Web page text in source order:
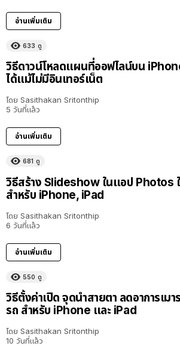
อ่านเพิ่มเติม
633 ดู
วิธีดาวน์โหลดแผนที่ออฟไลน์บน
ได้แม้ไม่มีอินเทอร์เน็ต
โดย Sasithakan Sritonthip
5 วันที่แล้ว
อ่านเพิ่มเติม
681 ดู
วิธีสร้าง Slideshow ในแอป Photos
สำหรับ iPhone, iPad
โดย Sasithakan Sritonthip
6 วันที่แล้ว
อ่านเพิ่มเติม
550 ดู
วิธีตั้งค่าเปิด จุดนำสายตา ลดอาการเม
รถ สำหรับ iPhone และ iPad
โดย Sasithakan Sritonthip
10 วันที่แล้ว